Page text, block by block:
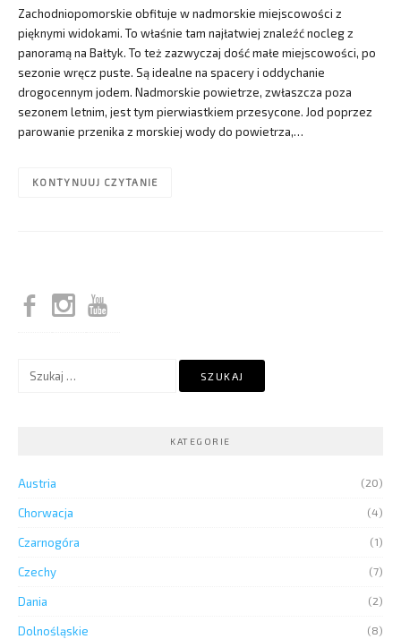
Zachodniopomorskie obfituje w nadmorskie miejscowości z
pięknymi widokami. To właśnie tam najłatwiej znaleźć nocleg z
panoramą na Bałtyk. To też zazwyczaj dość małe miejscowości, po
sezonie wręcz puste. Są idealne na spacery i oddychanie
drogocennym jodem. Nadmorskie powietrze, zwłaszcza poza
sezonem letnim, jest tym pierwiastkiem przesycone. Jod poprzez
parowanie przenika z morskiej wody do powietrza,…
KONTYNUUJ CZYTANIE
KATEGORIE
Austria (20)
Chorwacja (4)
Czarnogóra (1)
Czechy (7)
Dania (2)
Dolnośląskie (8)